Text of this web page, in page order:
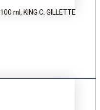
ml, KING C. GILLETTE